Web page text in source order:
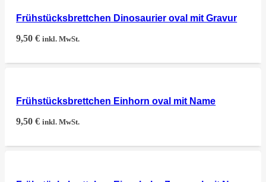
Frühstücksbrettchen Dinosaurier oval mit Gravur
9,50€ inkl. MwSt.
Frühstücksbrettchen Einhorn oval mit Name
9,50€ inkl. MwSt.